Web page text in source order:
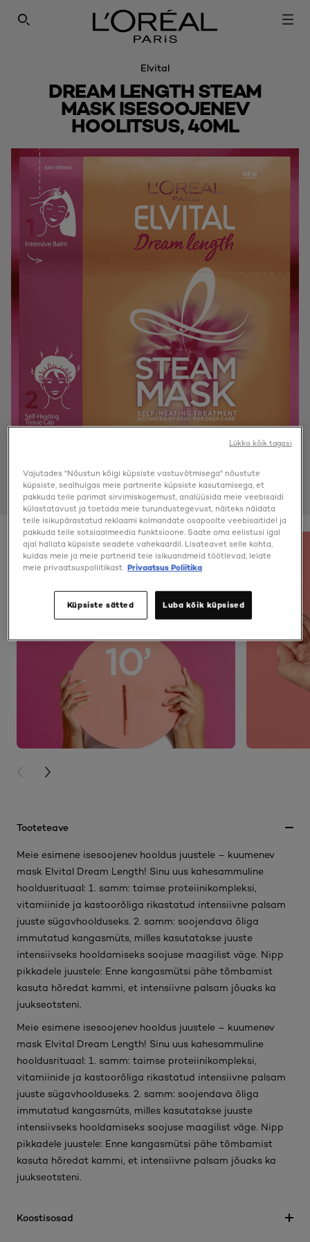
SEARCH THIS SITE
Elvital
DREAM LENGTH STEAM
MASK ISESOOJENEV
HOOLITSUS, 40ML
PREVIOUS CARD
NEXT CARD
Tooteteave
Meie esimene isesoojenev hooldus juustele – kuumenev
mask Elvital Dream Length! Sinu uus kahesammuline
hooldusrituaal: 1. samm: taimse proteiinikompleksi,
vitamiinide ja kastoorõliga rikastatud intensiivne palsam
juuste sügavhoolduseks. 2. samm: soojendava õliga
immutatud kangasmüts, milles kasutatakse juuste
intensiivseks hooldamiseks soojuse maagilist väge. Nipp
pikkadele juustele: Enne kangasmütsi pähe tõmbamist
kasuta hõredat kammi, et intensiivne palsam jõuaks ka
juukseotsteni.
Meie esimene isesoojenev hooldus juustele – kuumenev
mask Elvital Dream Length! Sinu uus kahesammuline
hooldusrituaal: 1. samm: taimse proteiinikompleksi,
vitamiinide ja kastoorõliga rikastatud intensiivne palsam
juuste sügavhoolduseks. 2. samm: soojendava õliga
immutatud kangasmüts, milles kasutatakse juuste
intensiivseks hooldamiseks soojuse maagilist väge. Nipp
pikkadele juustele: Enne kangasmütsi pähe tõmbamist
kasuta hõredat kammi, et intensiivne palsam jõuaks ka
juukseotsteni.
Koostisosad
Vajutades "Nõustun kõigi küpsiste vastuvõtmisega" nõustute
küpsiste, sealhulgas meie partnerite küpsiste kasutamisega, et
pakkuda teile parimat sirvimiskogemust, analüüsida meie veebisaidi
külastatavust ja toetada meie turundustegevust, näiteks näidata
teile isikupärastatud reklaami kolmandate osapoolte veebisaitidel ja
pakkuda teile sotsiaalmeedia funktsioone. Saate oma eelistusi igal
ajal hallata küpsiste seadete vahekaardil. Lisateavet selle kohta,
kuidas meie ja meie partnerid teie isikuandmeid töötlevad, leiate
meie privaatsuspoliitikast. Privaatsus Poliitika
Küpsiste sätted Luba kõik küpsised
Lükka kõik tagasi